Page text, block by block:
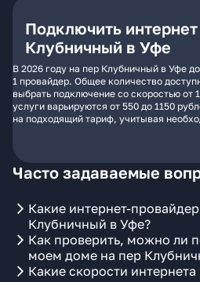
Подключить
Клубничный в Уфе
В 2026 году на пер Клубничный в Уфе
1 провайдер. Общее количество
выбрать подключение со скоростью
услуги варьируются от 550 до 1150
на подходящий тариф, учитывая
Часто задаваемые
Какие интернет-
Клубничный в Уфе?
Как проверить, можно ли
моем доме на пер
Какие скорости